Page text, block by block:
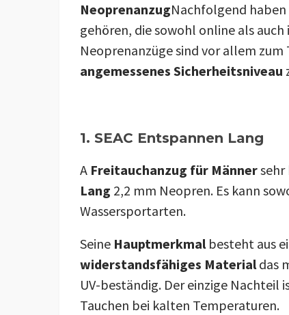
NeoprenanzugNachfolgend
gehören, die sowohl online als
Neoprenanzüge sind vor allem
angemessenes Sicherheitsniveau
1. SEAC Entspannen Lang
A Freitauchanzug für Männersehr
Lang 2,2 mm Neopren. Es kann
Wassersportarten.
Seine Hauptmerkmalbesteht aus
widerstandsfähiges Materialdas
UV-beständig. Der einzige Nachteil
Tauchen bei kalten Temperaturen.